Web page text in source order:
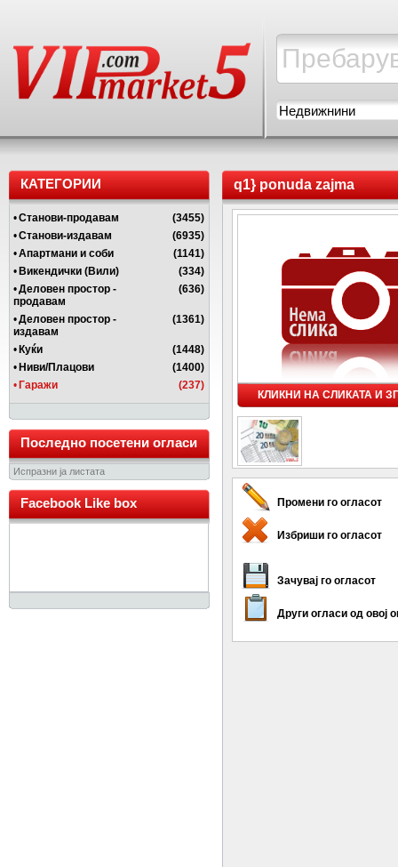
Недвижнини
КАТЕГОРИИ
•Станови-продавам
(3455)
•Станови-издавам
(6935)
•Апартмани и соби
(1141)
• Викендички (Вили)
(334)
•Деловен простор -
продавам
(636)
•Деловен простор -
издавам
(1361)
• Куќи
(1448)
• Ниви/Плацови
(1400)
• Гаражи (237)
Последно посетени огласи
Испразни ја листата
Facebook Like box
q1} ponuda zajma
КЛИКНИ НА СЛИКАТА И
Промени го огласот
Избриши го огласот
Зачувај го огласот
Други огласи од овој